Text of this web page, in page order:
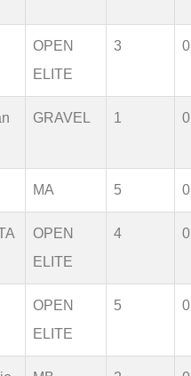
OPEN
ELITE
3
GRAVEL 1
MA 5
OPEN
ELITE
4
OPEN
ELITE
5